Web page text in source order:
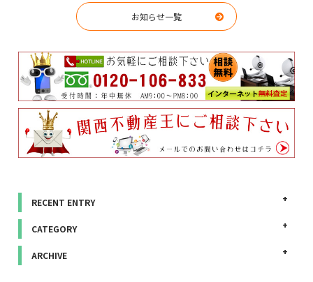
お知らせ一覧
RECENT ENTRY
CATEGORY
ARCHIVE